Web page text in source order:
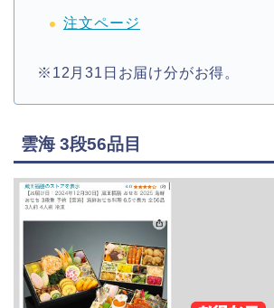
注文ページ
※12月31日お届け分がお得。
雲海 3段56品目